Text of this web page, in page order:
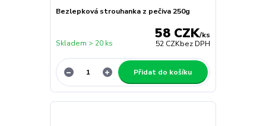
Bezlepková strouhanka z pečiva 250g
58 CZK/ks
52 CZKbez DPH
Skladem > 20 ks
Přidat do košíku